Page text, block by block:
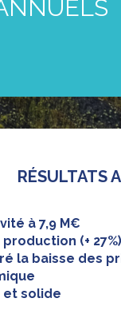
RÉSULTATS
à 7,9 M€
(+ 27%)
la baisse des
et solide